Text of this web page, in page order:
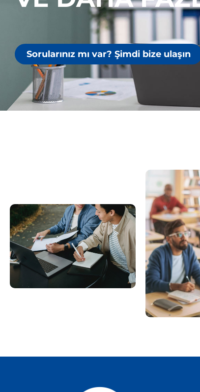
Sorularınız mı var? Şimdi bize ulaşın